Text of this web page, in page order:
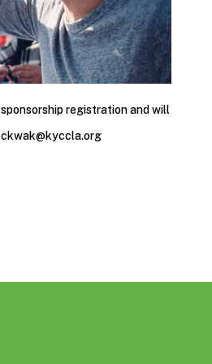
registration and will
ckwak@kyccla.org